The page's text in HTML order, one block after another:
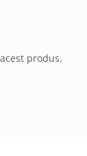
produs.